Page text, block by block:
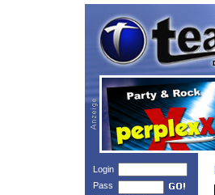
Login
Pass